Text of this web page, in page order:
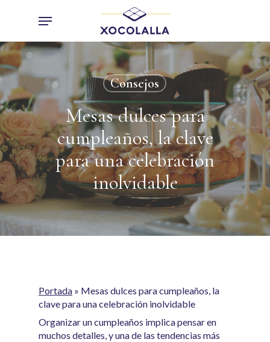
content
Menu
Consejos
Mesas dulces para
cumpleaños, la clave
para una celebración
inolvidable
Portada » Mesas dulces para cumpleaños, la
clave para una celebración inolvidable
Organizar un cumpleaños implica pensar en
muchos detalles, y una de las tendencias más